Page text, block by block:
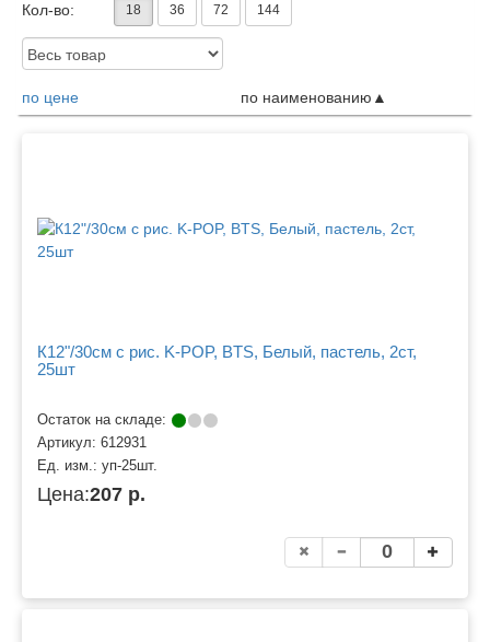
Кол-во: 18 36 72 144
Доступность:
по цене по наименованию
К12"/30см с рис. K-POP, BTS, Белый, пастель, 2ст,
25шт
Остаток на складе:
Артикул: 612931
Ед. изм.: уп-25шт.
Цена:207 р.